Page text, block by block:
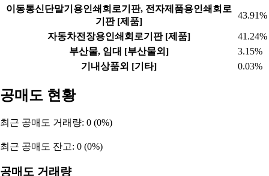
이동통신단말기용인쇄회로기판, 전자제품용인쇄회로
기판 [제품]
43.91%
자동차전장용인쇄회로기판 [제품]
41.24%
부산물, 임대 [부산물외]
3.15%
기내상품외 [기타]
0.03%
공매도 현황
최근 공매도 거래량: 0 (0%)
최근 공매도 잔고: 0 (0%)
공매도 거래량